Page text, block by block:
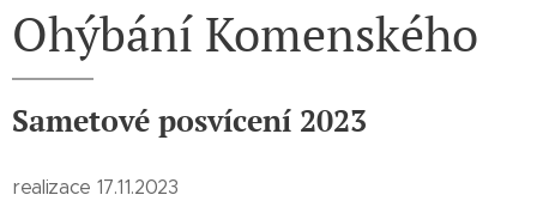
Ohýbání Komenského
Sametové posvícení 2023
realizace 17.11.2023